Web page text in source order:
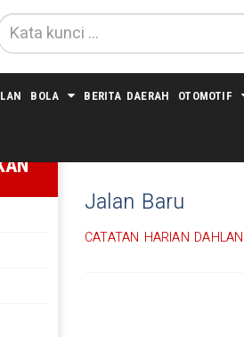
BOLA BERITA DAERAH OTOMOTIF
Jalan Baru
CATATAN HARIAN DAHLAN